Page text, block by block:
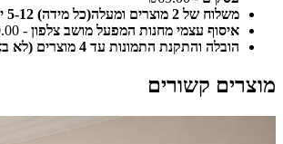
משלוח של 2 מוצרים ומעלה(כל מידה) 5-12 ימי עסקים
איסוף עצמי מחנות המפעל מושב צלפון - ₪0.00
הובלה והתקנת התמונות עד 4 מוצרים (לא באילת)
מוצרים קשורים